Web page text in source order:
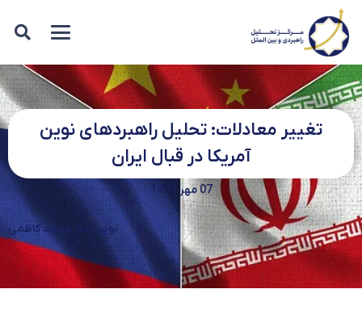
تغییر معادلات: تحلیل راهبردهای نوین
آمریکا در قبال ایران
07 مهر 1403
نویسنده: محمد کاظمی